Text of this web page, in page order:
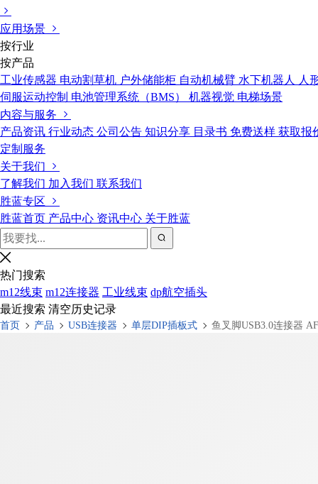
应用场景
按行业
按产品
工业传感器 电动割草机 户外储能柜 自动机械臂 水下机器人
人
伺服运动控制 电池管理系统（BMS） 机器视觉 电梯场景
内容与服务
产品资讯 行业动态 公司公告 知识分享 目录书 免费送样 获取报
定制服务
关于我们
了解我们 加入我们 联系我们
胜蓝专区
胜蓝首页 产品中心 资讯中心 关于胜蓝
热门搜索
m12线束 m12连接器 工业线束 dp航空插头
最近搜索 清空历史记录
首页 产品 USB连接器 单层DIP插板式 鱼叉脚USB3.0连接器